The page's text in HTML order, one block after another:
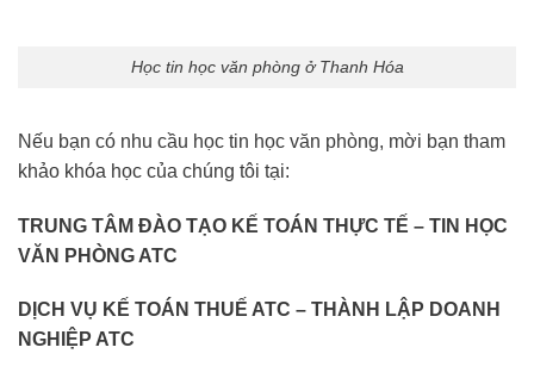
Học tin học văn phòng ở Thanh Hóa
Nếu bạn có nhu cầu học tin học văn phòng, mời bạn tham
khảo khóa học của chúng tôi tại:
TRUNG TÂM ĐÀO TẠO KẾ TOÁN THỰC TẾ – TIN HỌC
VĂN PHÒNG ATC
DỊCH VỤ KẾ TOÁN THUẾ ATC – THÀNH LẬP DOANH
NGHIỆP ATC